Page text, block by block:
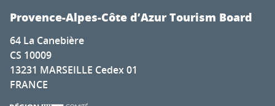
Provence-Alpes-Côte d’Azur Tourism Board
64 La Canebière
CS 10009
13231 MARSEILLE Cedex 01
FRANCE